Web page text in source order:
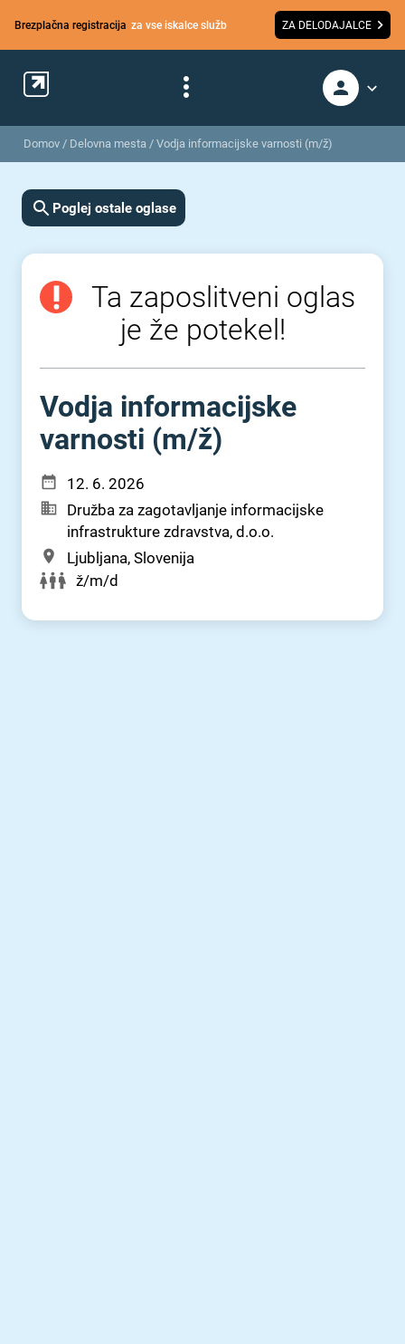
Brezplačna registracija za vse iskalce služb ZA DELODAJALCE
Domov / Delovna mesta / Vodja informacijske varnosti (m/ž)
Poglej ostale oglase
Ta zaposlitveni oglas
je že potekel!
Vodja informacijske
varnosti (m⁠/⁠ž)
12. 6. 2026
Družba za zagotavljanje informacijske
infrastrukture zdravstva, d.o.o.
Ljubljana, Slovenija
ž/m/d